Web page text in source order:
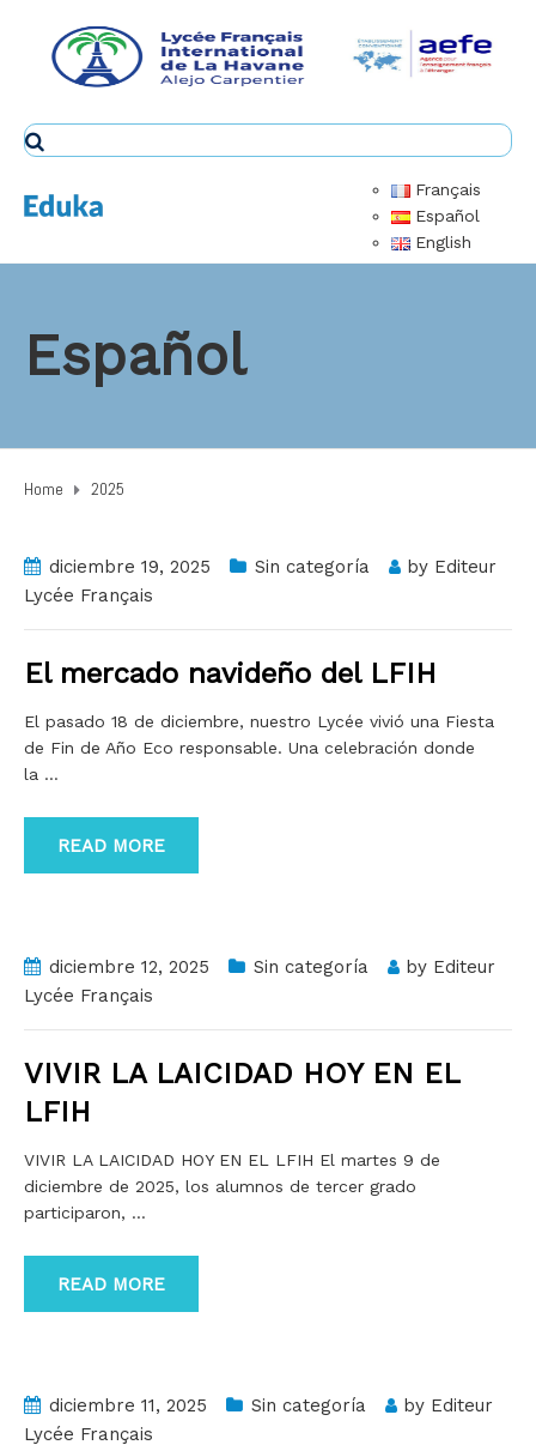
Français
Español
English
Español
Home 2025
diciembre 19, 2025 Sin categoría by Editeur
Lycée Français
El mercado navideño del LFIH
El pasado 18 de diciembre, nuestro Lycée vivió una Fiesta
de Fin de Año Eco responsable. Una celebración donde
la …
READ MORE
diciembre 12, 2025 Sin categoría by Editeur
Lycée Français
VIVIR LA LAICIDAD HOY EN EL
LFIH
VIVIR LA LAICIDAD HOY EN EL LFIH El martes 9 de
diciembre de 2025, los alumnos de tercer grado
participaron, …
READ MORE
diciembre 11, 2025 Sin categoría by Editeur
Lycée Français